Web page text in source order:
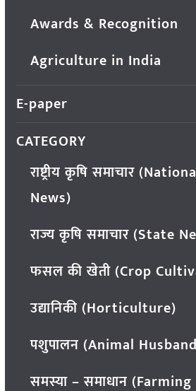
Awards & Recognition
Agriculture in India
E-paper
CATEGORY
राष्ट्रीय कृषि समाचार
News)
राज्य कृषि समाचार (State
फसल की खेती (Crop
उद्यानिकी (Horticulture)
पशुपालन (Animal
समस्या – समाधान